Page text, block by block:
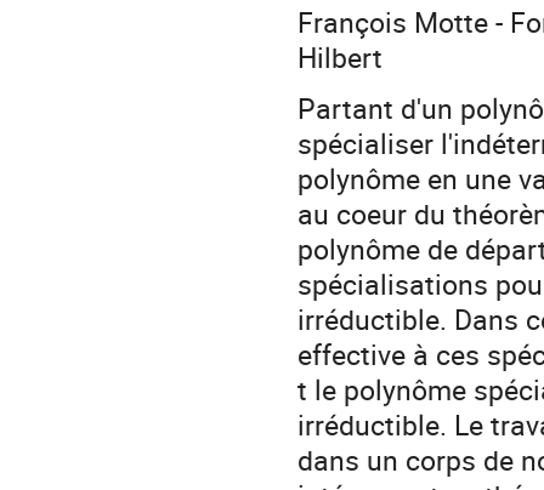
François Motte -
Hilbert
Partant d'un
spécialiser
polynôme en une
au coeur du
polynôme de
spécialisations
irréductible. Dans
effective à ces
t le polynôme
irréductible. Le
dans un corps de